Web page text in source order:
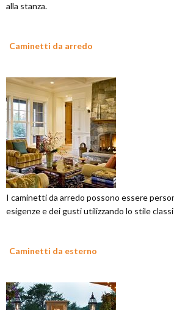
alla stanza.
Caminetti da arredo
I caminetti da arredo possono essere
esigenze e dei gusti utilizzando lo stile
Caminetti da esterno